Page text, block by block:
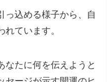
っ込める様子から、自
ています。
なたに何を伝えようと